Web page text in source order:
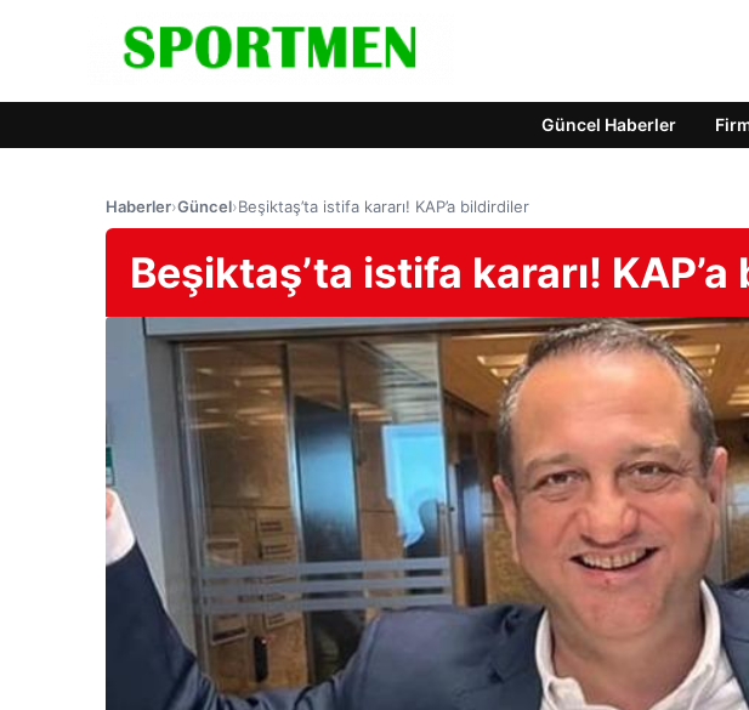
Güncel Haberler
Haberler›Güncel›Beşiktaş’ta istifa kararı! KAP’a bildirdiler
Beşiktaş’ta istifa kararı!